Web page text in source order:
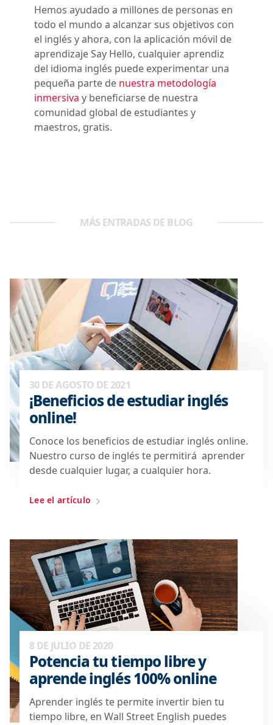
Hemos ayudado a millones de personas en
todo el mundo a alcanzar sus objetivos con
el inglés y ahora, con la aplicación móvil de
aprendizaje Say Hello, cualquier aprendiz
del idioma inglés puede experimentar una
pequeña parte de nuestra metodología
inmersiva y beneficiarse de nuestra
comunidad global de estudiantes y
maestros, gratis.
MÁS ENTRADAS DE BLOG
30 DE AGOSTO DE 2021
¡Beneficios de estudiar inglés
online!
Conoce los beneficios de estudiar inglés online.
Nuestro curso de inglés te permitirá aprender
desde cualquier lugar, a cualquier hora.
Lee el artículo
8 DE JULIO DE 2020
Potencia tu tiempo libre y
aprende inglés 100% online
Aprender inglés te permite invertir bien tu
tiempo libre, en Wall Street English puedes